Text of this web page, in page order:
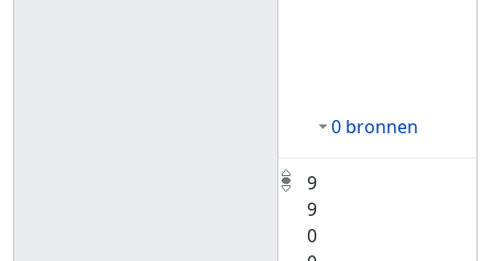
0 bronnen
9
9
0